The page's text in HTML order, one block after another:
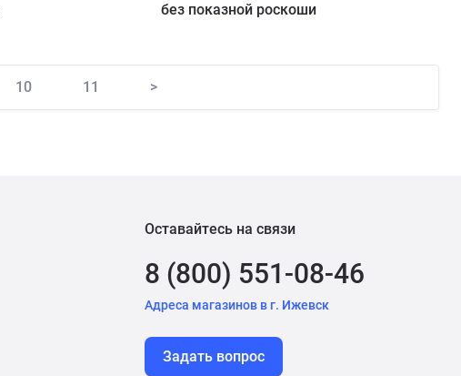
без показной роскоши
10 11 >
Оставайтесь на связи
8 (800) 551-08-46
Адреса магазинов в г. Ижевск
Задать вопрос